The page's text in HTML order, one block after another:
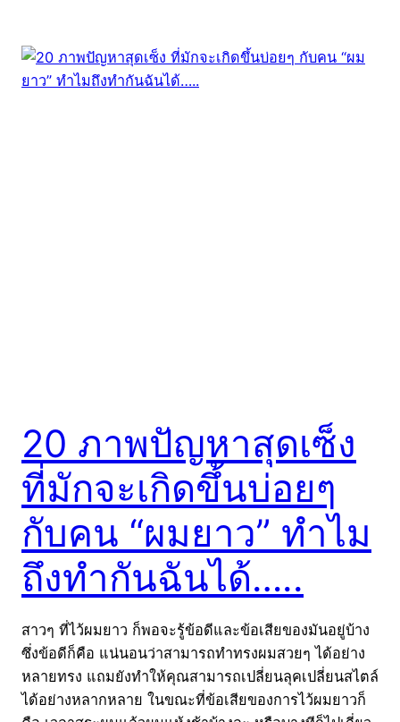
20 ภาพปัญหาสุดเซ็ง
ที่มักจะเกิดขึ้นบ่อยๆ
กับคน “ผมยาว” ทำไม
ถึงทำกันฉันได้…..
สาวๆ ที่ไว้ผมยาว ก็พอจะรู้ข้อดีและข้อเสียของมันอยู่บ้าง
ซึ่งข้อดีก็คือ แน่นอนว่าสามารถทำทรงผมสวยๆ ได้อย่าง
หลายทรง แถมยังทำให้คุณสามารถเปลี่ยนลุคเปลี่ยนสไตล์
ได้อย่างหลากหลาย ในขณะที่ข้อเสียของการไว้ผมยาวก็